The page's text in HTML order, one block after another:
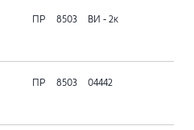
ПР 8503 ВИ - 2к
ПР 8503 04442